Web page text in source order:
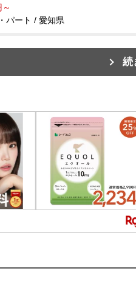
パート / 愛知県
続